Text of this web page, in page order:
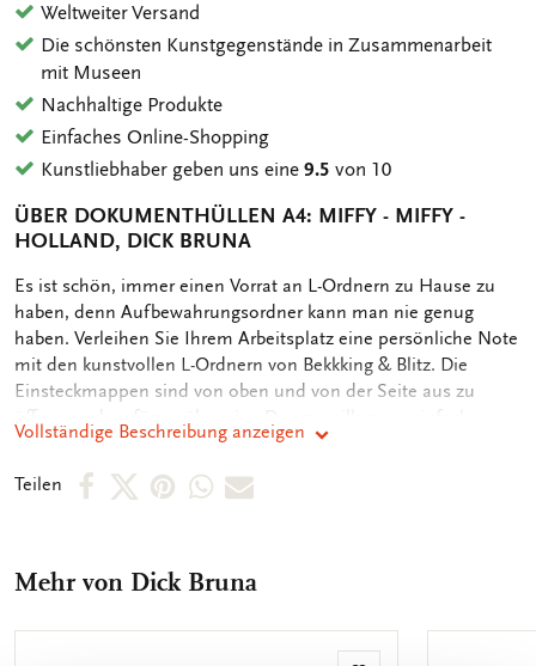
Weltweiter Versand
Die schönsten Kunstgegenstände in Zusammenarbeit
mit Museen
Nachhaltige Produkte
Einfaches Online-Shopping
Kunstliebhaber geben uns eine9.5 von 10
ÜBER DOKUMENTHÜLLEN A4: MIFFY - MIFFY -
HOLLAND, DICK BRUNA
OMSCHRIJVING
Es ist schön, immer einen Vorrat an L-Ordnern zu Hause zu
haben, denn Aufbewahrungsordner kann man nie genug
haben. Verleihen Sie Ihrem Arbeitsplatz eine persönliche Note
mit den kunstvollen L-Ordnern von Bekkking & Blitz. Die
Einsteckmappen sind von oben und von der Seite aus zu
öffnen und verfügen über eine Daumenrille zum einfachen
Öffnen der Mappe. - Hülse einsetzen - 22 x 31 cm - Geeignet
für Dokumente im A4-Format - Vollfarbdruck auf Vorder- und
Rückseite
Vollständige Beschreibung anzeigen
Teilen
Per Per Per PerPer
teilen
Mehr von Dick Bruna